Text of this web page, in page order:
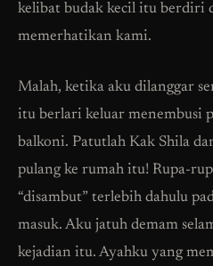
kelibat budak kecil itu berdiri
memerhatikan kami.
Malah, ketika aku dilanggar
itu berlari keluar menembusi
balkoni. Patutlah Kak Shila
pulang ke rumah itu! Rupa-
“disambut” terlebih dahulu
masuk. Aku jatuh demam
kejadian itu. Ayahku yang